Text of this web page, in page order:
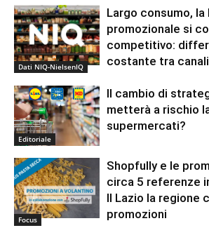
Dati NIQ-NielsenIQ
Largo consumo, la
promozionale si
competitivo:
costante tra canali
Editoriale
Il cambio di
metterà a rischio
supermercati?
Focus
Shopfully e le
circa 5 referenze
Il Lazio la regione
promozioni